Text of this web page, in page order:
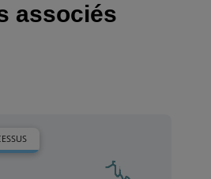
associés